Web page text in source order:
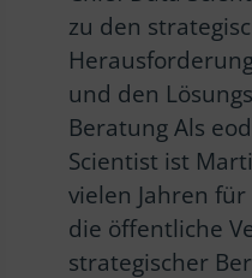
zu den
und den
Beratung Als
Scientist ist
vielen Jahren
die öffentliche
strategischer